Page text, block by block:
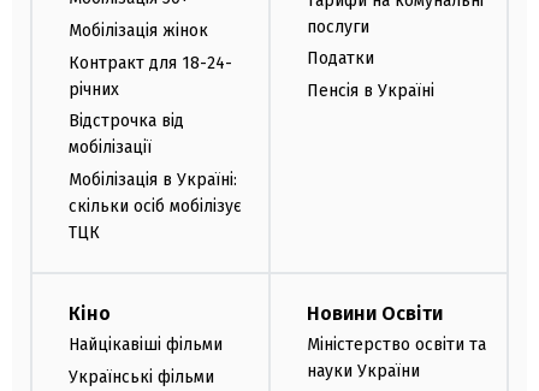
Мобілізація жінок
Контракт для 18-24-
річних
Відстрочка від
мобілізації
Мобілізація в Україні:
скільки осіб мобілізує
ТЦК
послуги
Податки
Пенсія в Україні
Кіно
Найцікавіші фільми
Українські фільми
Новини Освіти
Міністерство освіти та
науки України